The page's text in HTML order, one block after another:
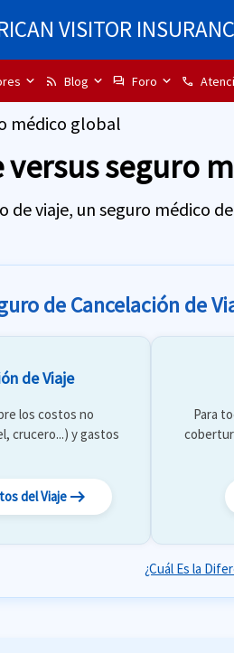
VISITOR
rss_feed Blog forum Foro call
médico global
seguro
de viaje, un seguro médico
de Cancelación de
de Viaje
los costos no
crucero...) y gastos
del Viaje arrow_right_alt
Para
¿Cuál Es la